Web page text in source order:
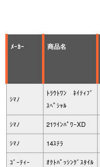
ﾒｰｶｰ 商品名
ｼﾏﾉ
ﾄﾗｳﾄﾜﾝ ﾈｲﾃｨﾌﾞ
ｽﾍﾟｼｬﾙ
ｼﾏﾉ 21ﾂｲﾝﾊﾟﾜｰXD
ｼﾏﾉ 14ｽﾃﾗ
ｺﾞｰﾃｨｰ ｵｸﾄﾊﾟｯｼﾝｸﾞｽﾀｲﾙ